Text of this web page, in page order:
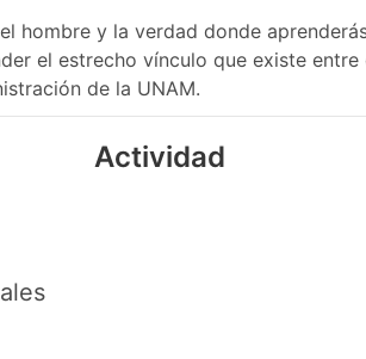
hombre y la verdad donde
el estrecho vínculo que existe
de la UNAM.
Actividad